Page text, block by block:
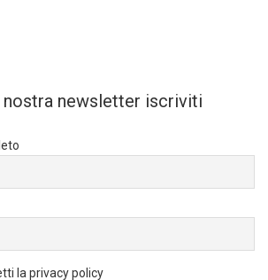
nostra newsletter iscriviti
la privacy policy